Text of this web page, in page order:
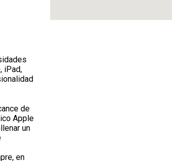
iPad,
de
Apple
un
en